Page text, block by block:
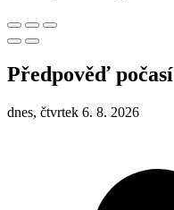
Předpověď počasí
dnes, čtvrtek 6. 8. 2026